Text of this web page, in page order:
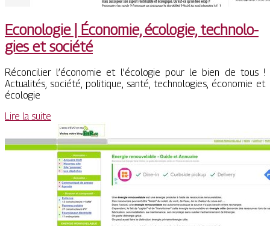
Econologie | Économie, écologie, technolo­
gies et société
Réconcilier l’économie et l’écologie pour le bien de tous !
Actualités, société, politique, santé, technologies, économie et
écologie
Lire la suite